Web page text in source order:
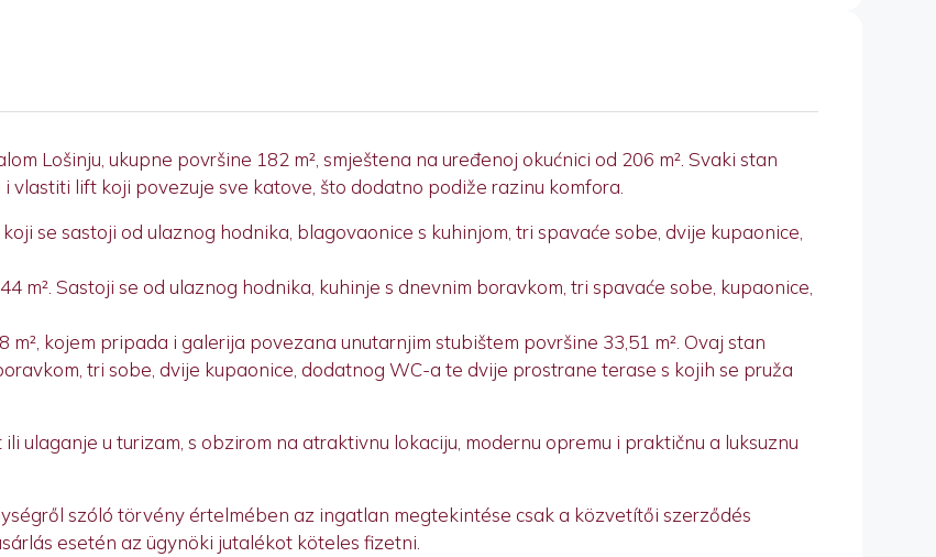
Lošinju, ukupne površine 182 m², smještena na uređenoj okućnici od 206 m². Svaki stan
vlastiti lift koji povezuje sve katove, što dodatno podiže razinu komfora.
se sastoji od ulaznog hodnika, blagovaonice s kuhinjom, tri spavaće sobe, dvije kupaonice,
m². Sastoji se od ulaznog hodnika, kuhinje s dnevnim boravkom, tri spavaće sobe, kupaonice,
m², kojem pripada i galerija povezana unutarnjim stubištem površine 33,51 m². Ovaj stan
tri sobe, dvije kupaonice, dodatnog WC-a te dvije prostrane terase s kojih se pruža
ulaganje u turizam, s obzirom na atraktivnu lokaciju, modernu opremu i praktičnu a luksuznu
szóló törvény értelmében az ingatlan megtekintése csak a közvetítői szerződés
esetén az ügynöki jutalékot köteles fizetni.